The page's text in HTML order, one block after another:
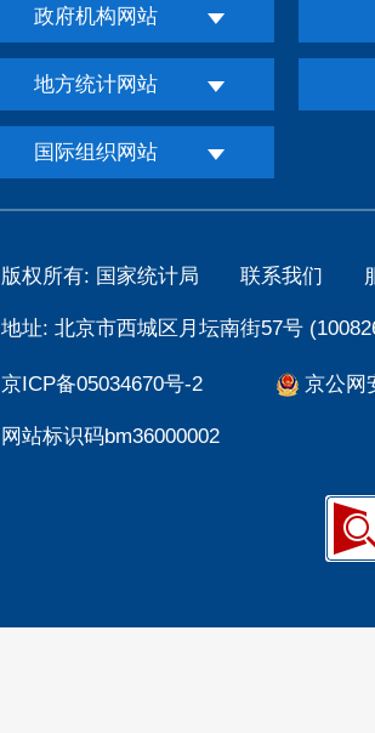
政府机构网站
地方统计网站
国际组织网站
版权所有: 国家统计局 联系我们
地址: 北京市西城区月坛南街57号
京ICP备05034670号-2 京公网
网站标识码bm36000002